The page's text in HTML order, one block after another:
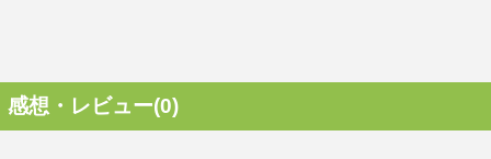
感想・レビュー(0)